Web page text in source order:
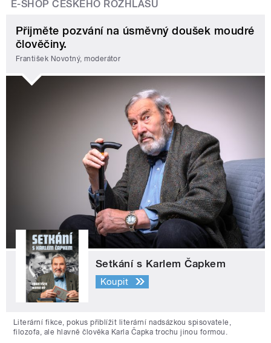
E-SHOP ČESKÉHO ROZHLASU
Přijměte pozvání na úsměvný doušek moudré
člověčiny.
František Novotný, moderátor
Setkání s Karlem Čapkem
Koupit
Literární fikce, pokus přiblížit literární nadsázkou spisovatele,
filozofa, ale hlavně člověka Karla Čapka trochu jinou formou.